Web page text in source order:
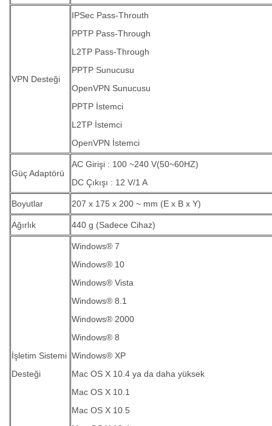
VPN Desteği
IPSec Pass-Throuth
PPTP Pass-Through
L2TP Pass-Through
PPTP Sunucusu
OpenVPN Sunucusu
PPTP İstemci
L2TP İstemci
OpenVPN İstemci
Güç Adaptörü
AC Girişi : 100 ~240 V(50~60HZ)
DC Çıkışı : 12 V/1 A
Boyutlar 207 x 175 x 200 ~ mm (E x B x Y)
Ağırlık 440 g (Sadece Cihaz)
İşletim Sistemi
Desteği
Windows® 7
Windows® 10
Windows® Vista
Windows® 8.1
Windows® 2000
Windows® 8
Windows® XP
Mac OS X 10.4 ya da daha yüksek
Mac OS X 10.1
Mac OS X 10.5